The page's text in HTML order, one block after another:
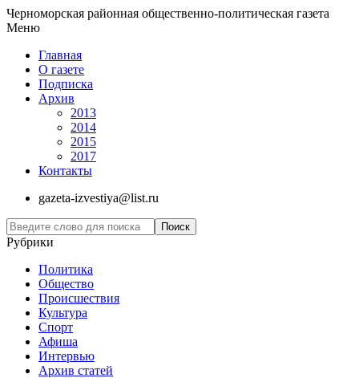
Черноморская районная общественно-политическая газета
Меню
Главная
О газете
Подписка
Архив
2013
2014
2015
2017
Контакты
gazeta-izvestiya@list.ru
Рубрики
Политика
Общество
Проиcшествия
Культура
Спорт
Афиша
Интервью
Архив статей